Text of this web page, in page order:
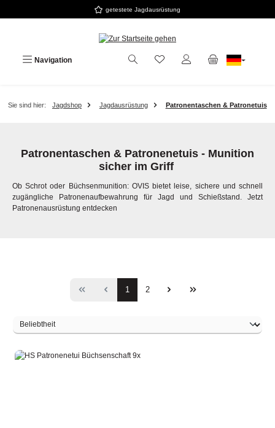
getestete Jagdausrüstung
Navigation
Sie sind hier: Jagdshop Jagdausrüstung Patronentaschen & Patronetuis
Patronentaschen & Patronenetuis - Munition
sicher im Griff
Ob Schrot oder Büchsenmunition: OVIS bietet leise, sichere und schnell
zugängliche Patronenaufbewahrung für Jagd und Schießstand. Jetzt
Patronenausrüstung entdecken
Seite
1 Seite
2